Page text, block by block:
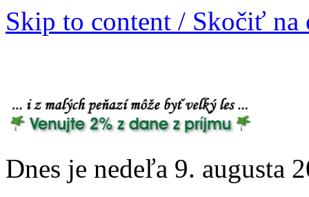
Skip to content / Skočiť na
Dnes je nedeľa 9. augusta